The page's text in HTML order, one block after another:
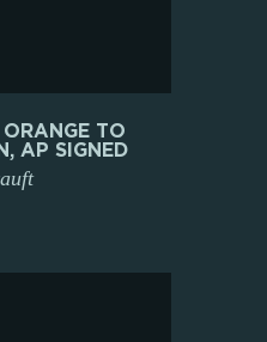
TO
AP SIGNED